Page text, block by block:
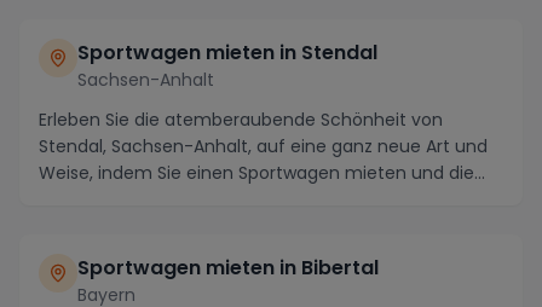
Sportwagen mieten in Stendal
Sachsen-Anhalt
Erleben Sie die atemberaubende Schönheit von
Stendal, Sachsen-Anhalt, auf eine ganz neue Art und
Weise, indem Sie einen Sportwagen mieten und die
Sportwagen mieten in Bibertal
Bayern